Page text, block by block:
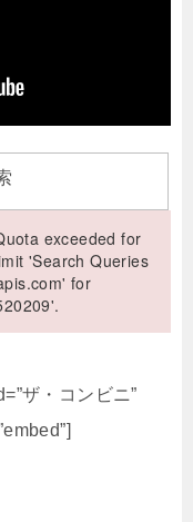
exceeded for
'Search Queries
for
ザ・コンビニ”